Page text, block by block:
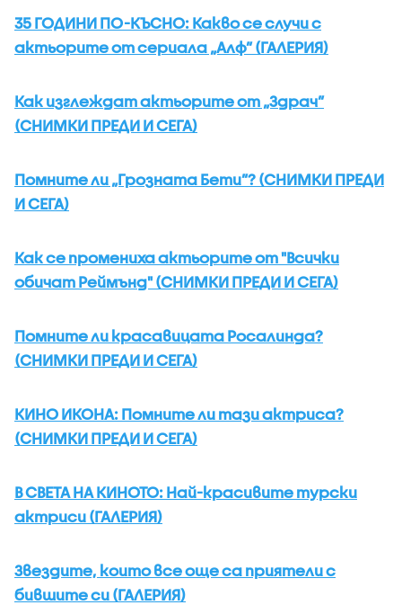
35 ГОДИНИ ПО-КЪСНО: Какво се случи с
актьорите от сериала „Алф” (ГАЛЕРИЯ)
Как изглеждат актьорите от „Здрач”
(СНИМКИ ПРЕДИ И СЕГА)
Помните ли „Грозната Бети”? (СНИМКИ ПРЕДИ
И СЕГА)
Как се промениха актьорите от "Всички
обичат Реймънд" (СНИМКИ ПРЕДИ И СЕГА)
Помните ли красавицата Росалинда?
(СНИМКИ ПРЕДИ И СЕГА)
КИНО ИКОНА: Помните ли тази актриса?
(СНИМКИ ПРЕДИ И СЕГА)
В СВЕТА НА КИНОТО: Най-красивите турски
актриси (ГАЛЕРИЯ)
Звездите, които все още са приятели с
бившите си (ГАЛЕРИЯ)